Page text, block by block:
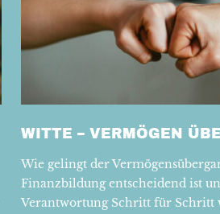
WITTE – VERMÖGEN
Wie gelingt der
Finanzbildung entscheidend ist
Verantwortung Schritt für Schritt